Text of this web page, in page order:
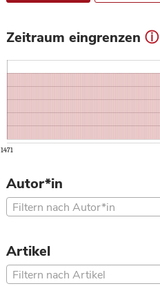
Zeitraum eingrenzen ⓘ
1471
Autor*in
Filtern nach Autor*in
Artikel
Filtern nach Artikel